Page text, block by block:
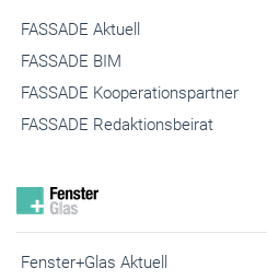
FASSADE Aktuell
FASSADE BIM
FASSADE Kooperationspartner
FASSADE Redaktionsbeirat
Fenster+Glas Aktuell